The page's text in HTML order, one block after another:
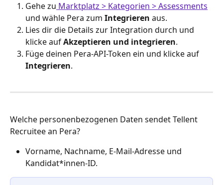
Gehe zu Marktplatz > Kategorien > Assessments
und wähle Pera zum Integrieren aus.
Lies dir die Details zur Integration durch und
klicke auf Akzeptieren und integrieren.
Füge deinen Pera-API-Token ein und klicke auf
Integrieren.
Welche personenbezogenen Daten sendet Tellent
Recruitee an Pera?
Vorname, Nachname, E-Mail-Adresse und
Kandidat*innen-ID.